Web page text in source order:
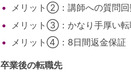
メリット②：講師への質問回
メリット③：かなり手厚い転
メリット④：8日間返金保証
卒業後の転職先